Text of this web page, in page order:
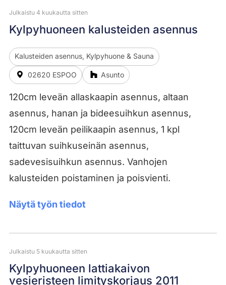
Julkaistu 4 kuukautta sitten
Kylpyhuoneen kalusteiden asennus
Kalusteiden asennus, Kylpyhuone & Sauna
02620 ESPOO Asunto
120cm leveän allaskaapin asennus, altaan
asennus, hanan ja bideesuihkun asennus,
120cm leveän peilikaapin asennus, 1 kpl
taittuvan suihkuseinän asennus,
sadevesisuihkun asennus. Vanhojen
kalusteiden poistaminen ja poisvienti.
Näytä työn tiedot
Julkaistu 5 kuukautta sitten
Kylpyhuoneen lattiakaivon
vesieristeen limityskorjaus 2011